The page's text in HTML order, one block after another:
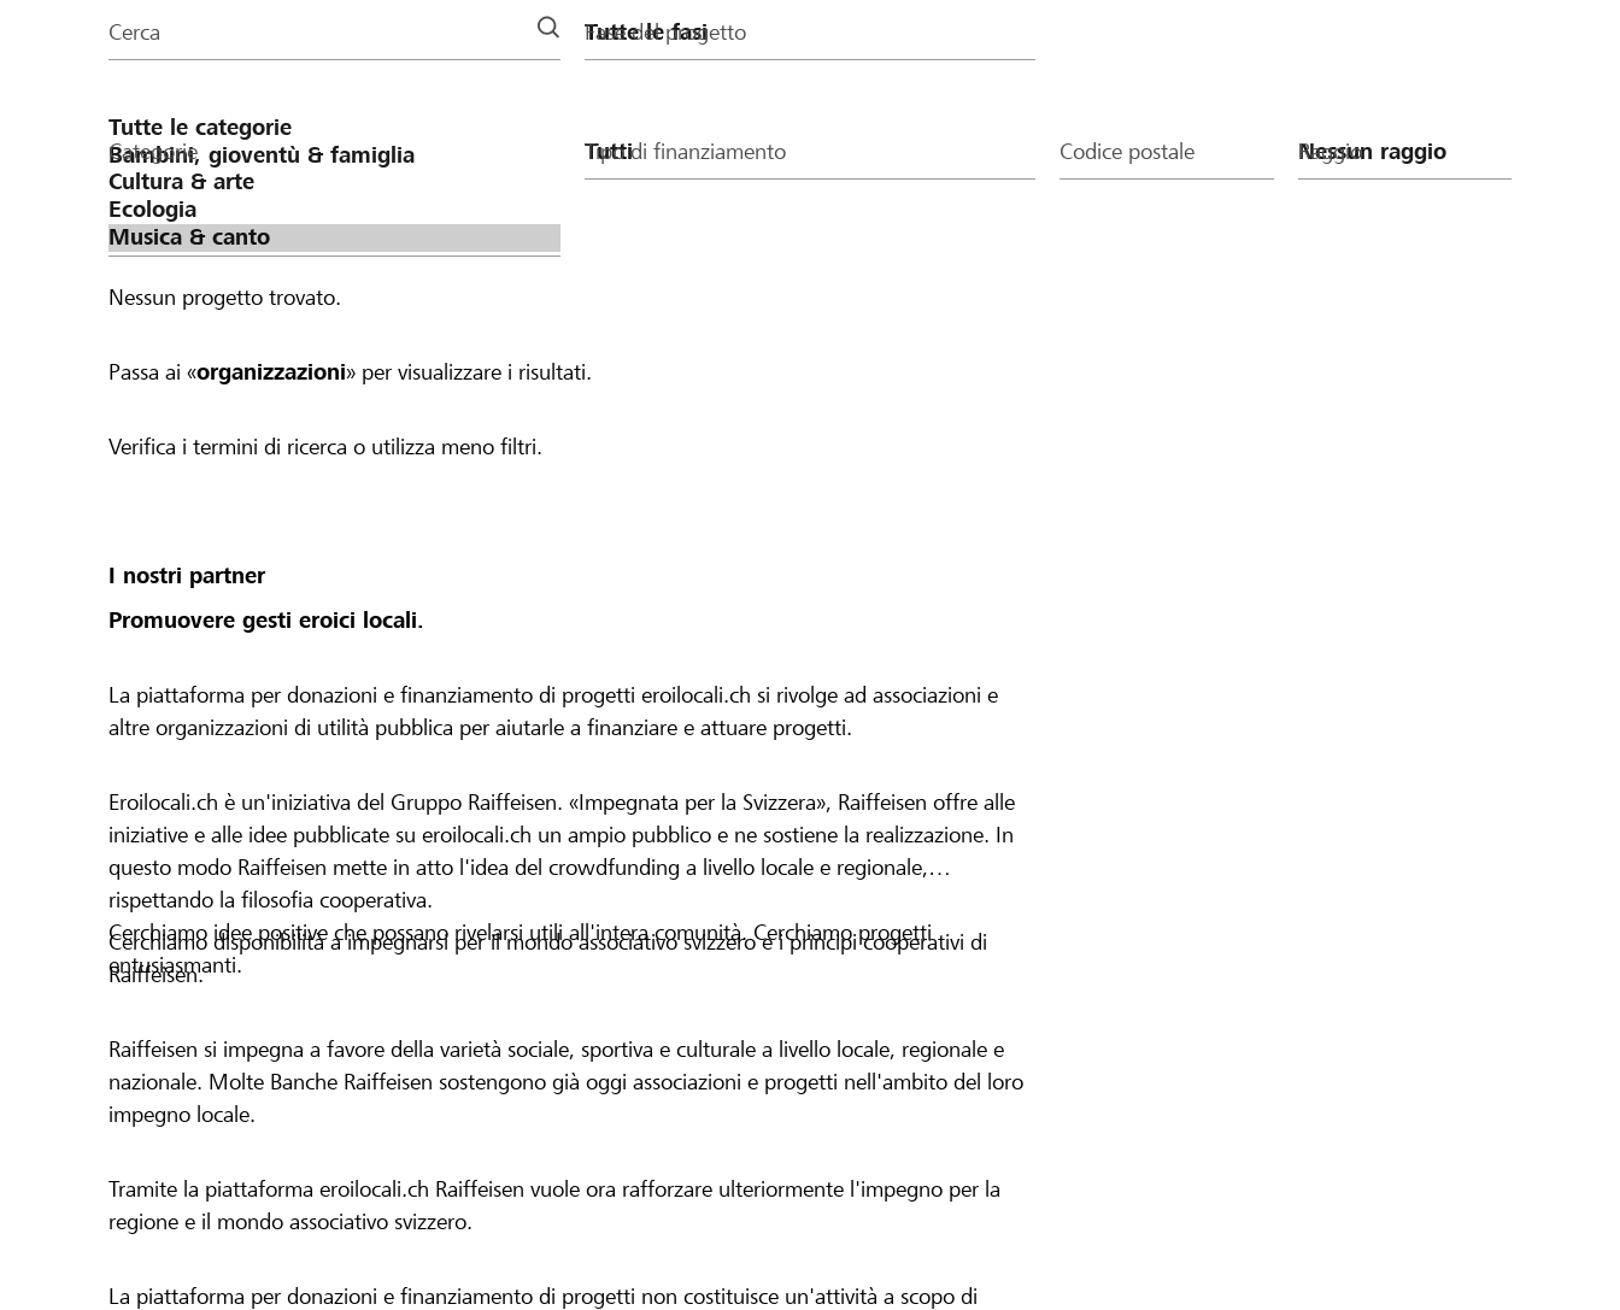
della
Cerca Fase del progetto
Categorie Tipo di finanziamento Codice postale Raggio
Nessun progetto trovato.
Passa ai «organizzazioni» per visualizzare i risultati.
Verifica i termini di ricerca o utilizza meno filtri.
I nostri partner
Promuovere gesti eroici locali.
La piattaforma per donazioni e finanziamento di progetti eroilocali.ch si rivolge ad associazioni e
altre organizzazioni di utilità pubblica per aiutarle a finanziare e attuare progetti.
Eroilocali.ch è un'iniziativa del Gruppo Raiffeisen. «Impegnata per la Svizzera», Raiffeisen offre alle
iniziative e alle idee pubblicate su eroilocali.ch un ampio pubblico e ne sostiene la realizzazione. In
questo modo Raiffeisen mette in atto l'idea del crowdfunding a livello locale e regionale,
rispettando la filosofia cooperativa.
Cerchiamo idee positive che possano rivelarsi utili all'intera comunità. Cerchiamo progetti
entusiasmanti.
Cerchiamo disponibilità a impegnarsi per il mondo associativo svizzero e i principi cooperativi di
Raiffeisen.
Raiffeisen si impegna a favore della varietà sociale, sportiva e culturale a livello locale, regionale e
nazionale. Molte Banche Raiffeisen sostengono già oggi associazioni e progetti nell'ambito del loro
impegno locale.
Tramite la piattaforma eroilocali.ch Raiffeisen vuole ora rafforzare ulteriormente l'impegno per la
regione e il mondo associativo svizzero.
La piattaforma per donazioni e finanziamento di progetti non costituisce un'attività a scopo di